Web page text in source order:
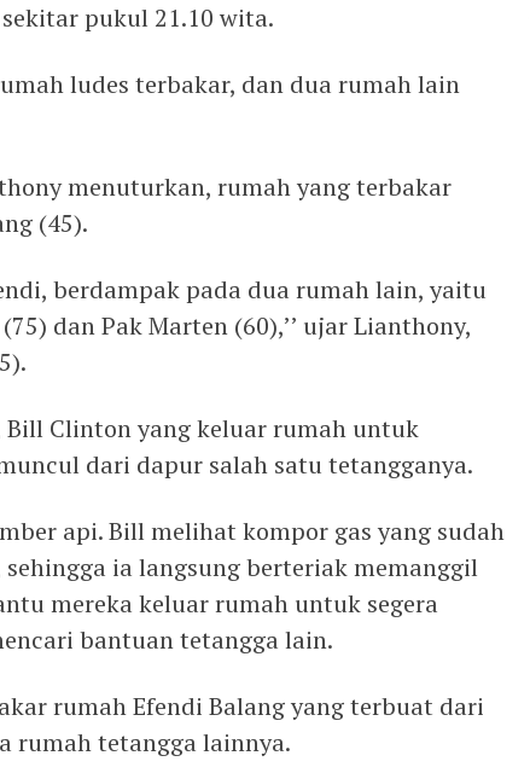
pukul 21.10 wita.
ludes terbakar, dan dua rumah lain
menuturkan, rumah yang terbakar
(45).
berdampak pada dua rumah lain, yaitu
dan Pak Marten (60),’’ ujar Lianthony,
Clinton yang keluar rumah untuk
dari dapur salah satu tetangganya.
api. Bill melihat kompor gas yang sudah
ia langsung berteriak memanggil
mereka keluar rumah untuk segera
bantuan tetangga lain.
rumah Efendi Balang yang terbuat dari
rumah tetangga lainnya.